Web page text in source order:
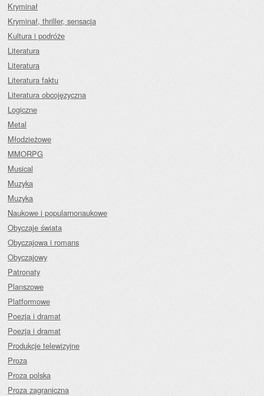
Kryminał
Kryminał, thriller, sensacja
Kultura i podróże
Literatura
Literatura
Literatura faktu
Literatura obcojęzyczna
Logiczne
Metal
Młodzieżowe
MMORPG
Musical
Muzyka
Muzyka
Naukowe i popularnonaukowe
Obyczaje świata
Obyczajowa i romans
Obyczajowy
Patronaty
Planszowe
Platformowe
Poezja i dramat
Poezja i dramat
Produkcje telewizyjne
Proza
Proza polska
Proza zagraniczna